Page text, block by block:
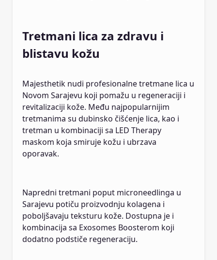
Tretmani lica za zdravu i
blistavu kožu
Majesthetik nudi profesionalne tretmane lica u
Novom Sarajevu koji pomažu u regeneraciji i
revitalizaciji kože. Među najpopularnijim
tretmanima su dubinsko čišćenje lica, kao i
tretman u kombinaciji sa LED Therapy
maskom koja smiruje kožu i ubrzava
oporavak.
Napredni tretmani poput microneedlinga u
Sarajevu potiču proizvodnju kolagena i
poboljšavaju teksturu kože. Dostupna je i
kombinacija sa Exosomes Boosterom koji
dodatno podstiče regeneraciju.